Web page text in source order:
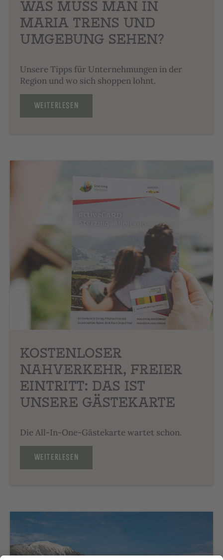
WAS MUSS MAN IN
MARIA TRENS UND
UMGEBUNG SEHEN?
Unsere Tipps für Unternehmungen in der
Region und wo sich shoppen lohnt.
WEITERLESEN
KOSTENLOSER
NAHVERKEHR, FREIER
EINTRITT: DAS IST
UNSERE GÄSTEKARTE
Die All-In-One-Gästekarte wartet schon.
WEITERLESEN